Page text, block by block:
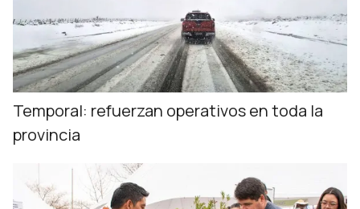
Temporal: refuerzan operativos en toda la
provincia